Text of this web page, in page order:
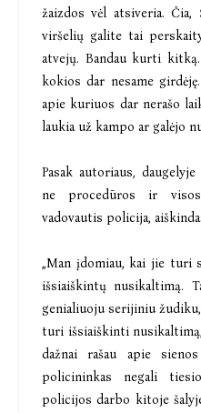
žaizdos vėl atsiveria.
viršelių galite tai
atvejų. Bandau kurti
kokios dar nesame
apie kuriuos dar nerašo
laukia už kampo ar galėjo
Pasak autoriaus,
ne procedūros ir
vadovautis policija,
„Man įdomiau, kai jie turi
išsiaiškintų nusikaltimą.
genialiuoju serijiniu
turi išsiaiškinti
dažnai rašau apie
policininkas negali
policijos darbo kitoje